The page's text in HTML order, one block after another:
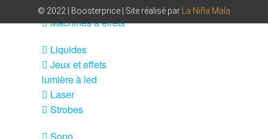
Lyres
Machines à effets
Liquides
Jeux et effets
lumière à led
Laser
Strobes
© 2022 | Boosterprice | Site réalisé par La Niña Mala